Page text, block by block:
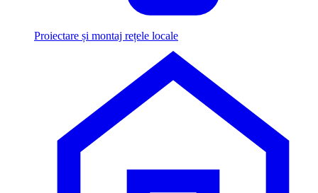
Proiectare și montaj rețele locale